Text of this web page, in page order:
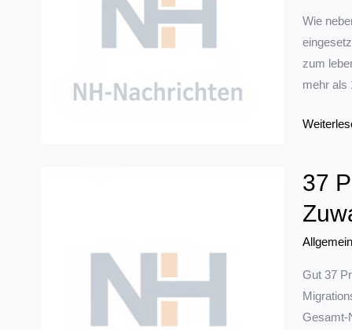
gestiegen
Wie
zum
mehr als
erforscht
Lernen
Reality
im
Handwerk
37
Allgemein
Gut 37
Gesamt-